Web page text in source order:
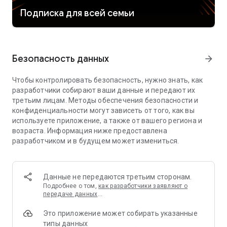
реальном времени, даже если близкие далеко.
Ещё в приложении Кинопоиска можно скачать кино:
интернету.
КИНО ДЛЯ ВСЕХ
На Кинопоиске есть фильмы и сериалы для поклонников
любых жанров, в том числе дорамы (смотрите многие
популярные дорамы на русском), турецкие сериалы и
аниме в отличной озвучке. На Кинопоиске найдутся
дорамы, аниме и турецкие сериалы на русском на любой
А детям включайте мультики: «Три кота», «Синий
трактор», «Маша и Медведь» и другие популярные
мультфильмы тоже есть в приложении. Как и детский
возрасту — здесь только мультики для детей и семейное
кино. Смотреть мультики без интернета тоже можно.
Подписка для всей семьи
Безопасность данных arrow_forward
Чтобы контролировать безопасность, нужно знать, как
разработчики собирают ваши данные и передают их
третьим лицам. Методы обеспечения безопасности и
конфиденциальности могут зависеть от того, как вы
используете приложение, а также от вашего региона и
возраста. Информация ниже предоставлена
разработчиком и в будущем может измениться.
Данные не передаются третьим сторонам.
Подробнее о том, как разработчики заявляют о
передаче данных
Это приложение может собирать указанные
типы данных